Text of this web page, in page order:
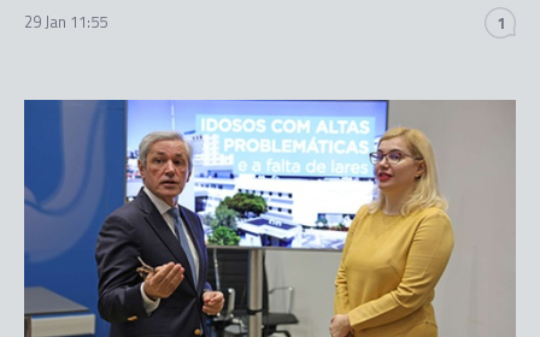
29 Jan 11:55 1